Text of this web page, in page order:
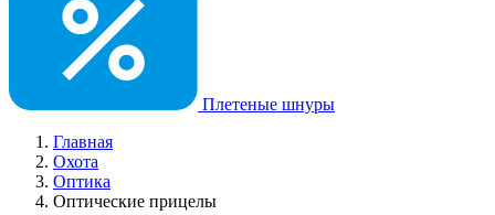
Плетеные шнуры
Главная
Охота
Оптика
Оптические прицелы